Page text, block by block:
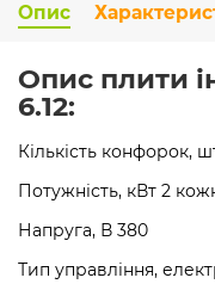
Опис
Опис плити
6.12:
Кількість конфорок,
Потужність, кВт 2
Напруга, В 380
Тип управління,